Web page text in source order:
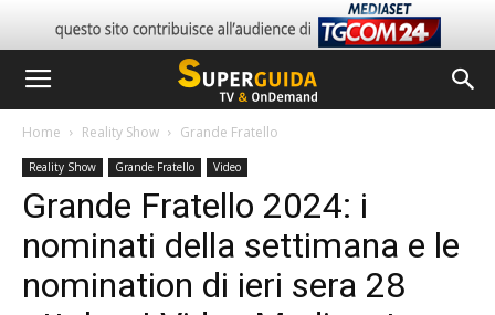
Home Reality Show Grande Fratello
Reality Show Grande Fratello Video
Grande Fratello 2024: i
nominati della settimana e le
nomination di ieri sera 28